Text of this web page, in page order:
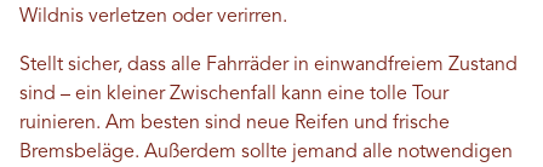
Wildnis verletzen oder verirren.
Stellt sicher, dass alle Fahrräder in einwandfreiem Zustand
sind – ein kleiner Zwischenfall kann eine tolle Tour
ruinieren. Am besten sind neue Reifen und frische
Bremsbeläge. Außerdem sollte jemand alle notwendigen